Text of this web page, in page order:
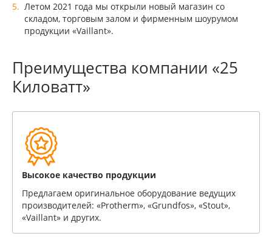
Летом 2021 года мы открыли новый магазин со
складом, торговым залом и фирменным шоурумом
продукции «Vaillant».
Преимущества компании «25
Киловатт»
Высокое качество продукции
Предлагаем оригинальное оборудование ведущих
производителей: «Protherm», «Grundfos», «Stout»,
«Vaillant» и других.